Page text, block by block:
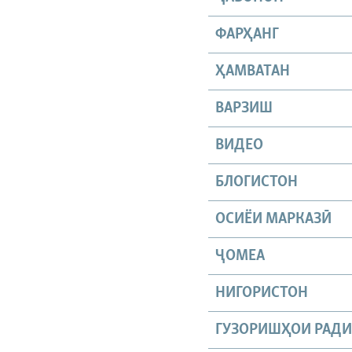
ФАРҲАНГ
ҲАМВАТАН
ВАРЗИШ
ВИДЕО
БЛОГИСТОН
ОСИЁИ МАРКАЗӢ
ҶОМEА
НИГОРИСТОН
ГУЗОРИШҲОИ